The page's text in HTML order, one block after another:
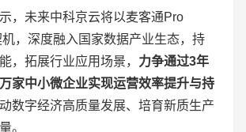
，未来中科京云将以麦客通Pro
，深度融入国家数据产业生态，持
，拓展行业应用场景， 力争通过3年
家中小微企业实现运营效率提升与持
数字经济高质量发展、培育新质生产
。